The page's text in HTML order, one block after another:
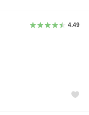
4.49